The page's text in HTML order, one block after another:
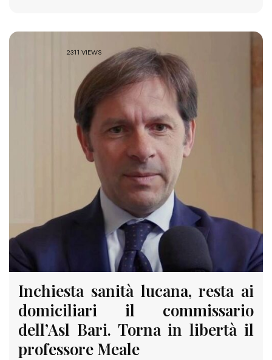
2311 VIEWS
Inchiesta sanità lucana, resta ai
domiciliari il commissario
dell’Asl Bari. Torna in libertà il
professore Meale